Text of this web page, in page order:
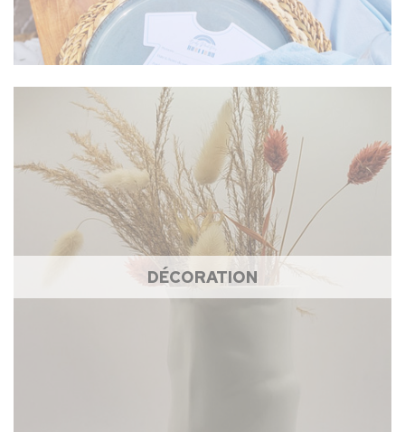
DÉCORATION